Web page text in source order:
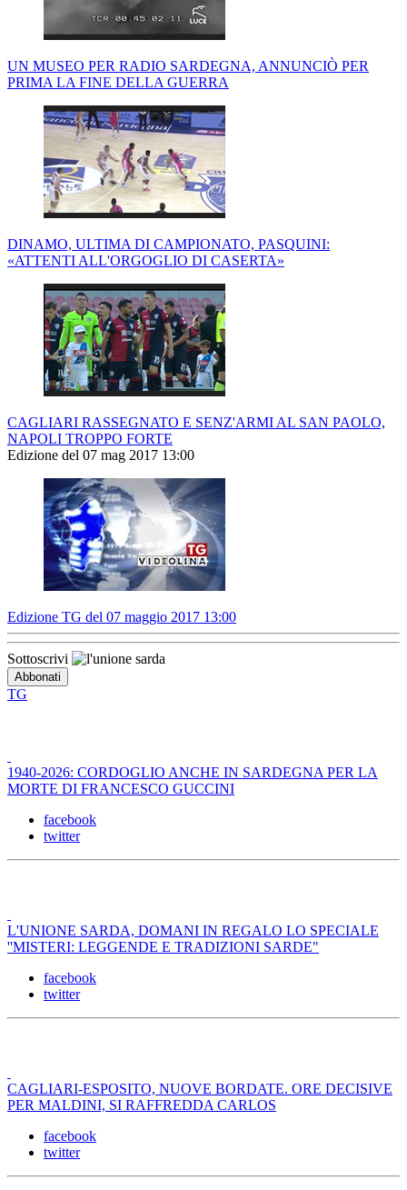
UN MUSEO PER RADIO SARDEGNA, ANNUNCIÒ PER
PRIMA LA FINE DELLA GUERRA
DINAMO, ULTIMA DI CAMPIONATO, PASQUINI:
«ATTENTI ALL'ORGOGLIO DI CASERTA»
CAGLIARI RASSEGNATO E SENZ'ARMI AL SAN PAOLO,
NAPOLI TROPPO FORTE
Edizione del 07 mag 2017 13:00
Edizione TG del 07 maggio 2017 13:00
Sottoscrivi
TG
1940-2026: CORDOGLIO ANCHE IN SARDEGNA PER LA
MORTE DI FRANCESCO GUCCINI
facebook
twitter
L'UNIONE SARDA, DOMANI IN REGALO LO SPECIALE
''MISTERI: LEGGENDE E TRADIZIONI SARDE"
facebook
twitter
CAGLIARI-ESPOSITO, NUOVE BORDATE. ORE DECISIVE
PER MALDINI, SI RAFFREDDA CARLOS
facebook
twitter